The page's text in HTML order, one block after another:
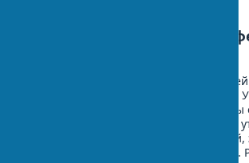
Экологичность и
PIR-плиты от ведущих
до 20% переработанных материалов.
15%. Экологически чистые
комнат и спален, организованных на
учетом конструктивных
особого внимания к качеству